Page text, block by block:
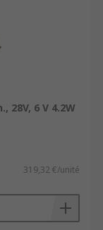
28V, 6 V 4.2W
319,32 €/unité